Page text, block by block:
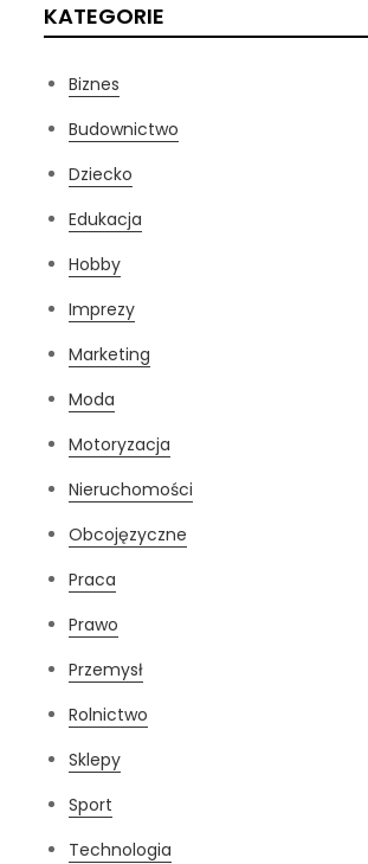
KATEGORIE
Biznes
Budownictwo
Dziecko
Edukacja
Hobby
Imprezy
Marketing
Moda
Motoryzacja
Nieruchomości
Obcojęzyczne
Praca
Prawo
Przemysł
Rolnictwo
Sklepy
Sport
Technologia